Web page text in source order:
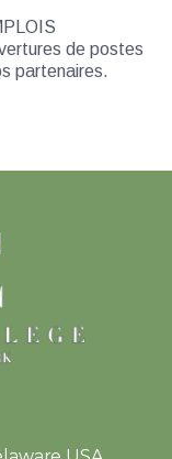
de postes
partenaires.